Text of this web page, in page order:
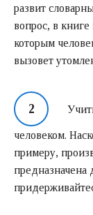
развит
вопрос, в
которым
вызовет
человеком.
примеру,
предназначена